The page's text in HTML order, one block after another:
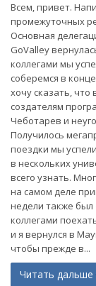
Всем, привет.
промежуточных
Основная
GoValley
коллегами мы
соберемся в
хочу сказать,
создателям
Чеботарев и
Получилось
поездки мы
в нескольких
всего узнать.
на самом деле
недели также
коллегами
и я вернулся в
чтобы прежде в...
Читать дальше